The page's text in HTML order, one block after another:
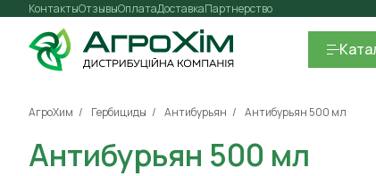
Контакты Оплата
Отзывы ДоставкаПартнерство
АгроХим Гербициды Антибурьян Антибурьян 500 мл
Антибурьян 500 мл